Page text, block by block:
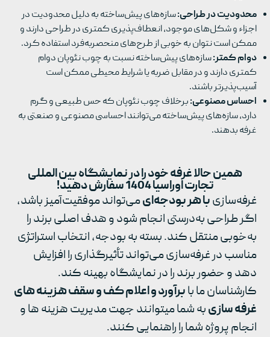
محدودیت در طراحی:سازه‌های پیش‌ساخته به دلیل محدودیت در
اجزاء و شکل‌های موجود، انعطاف‌پذیری کمتری در طراحی دارند و
ممکن است نتوان به خوبی از طرح‌های منحصربه‌فرد استفاده کرد.
دوام کمتر:سازه‌های پیش‌ساخته نسبت به چوب نئوپان دوام
کمتری دارند و در مقابل ضربه یا شرایط محیطی ممکن است
آسیب‌پذیرتر باشند.
احساس مصنوعی:برخلاف چوب نئوپان که حس طبیعی و گرم
دارد، سازه‌های پیش‌ساخته می‌توانند احساسی مصنوعی و صنعتی به
غرفه بدهند.
همین حالا غرفه خود را در نمایشگاه بین المللی
تجارت اوراسیا 1404 سفارش دهید!
غرفه‌سازیبا هر بودجه‌ایمی‌تواند موفقیت‌آمیز باشد،
اگر طراحی به‌درستی انجام شود و هدف اصلی برند را
به‌خوبی منتقل کند. بسته به بودجه، انتخاب استراتژی
مناسب در غرفه‌سازی می‌تواند تأثیرگذاری را افزایش
دهد و حضور برند را در نمایشگاه بهینه کند.
کارشناسان ما بابرآورد و اعلام کف و سقف هزینه های
غرفه سازیبه شما میتوانند جهت مدیریت هزینه ها و
انجام پروژه شما را راهنمایی کنند.